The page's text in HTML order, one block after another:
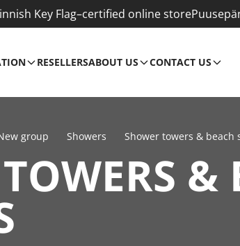
Key Flag–certified online store
RESELLERSABOUT US CONTACT US
group Showers Shower towers & beach
&